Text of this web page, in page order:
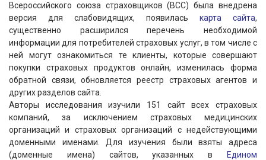
Всероссийского союза страховщиков (ВСС) была внедрена
версия для слабовидящих, появилась карта сайта,
существенно расширился перечень необходимой
информации для потребителей страховых услуг, в том числе с
ней могут ознакомиться те клиенты, которые совершают
покупки страховых продуктов онлайн, изменилась форма
обратной связи, обновляется реестр страховых агентов и
других разделов сайта.
Авторы исследования изучили 151 сайт всех страховых
компаний, за исключением страховых медицинских
организаций и страховых организаций с недействующими
доменными именами. Для изучения были взяты адреса
(доменные имена) сайтов, указанных в
Едином